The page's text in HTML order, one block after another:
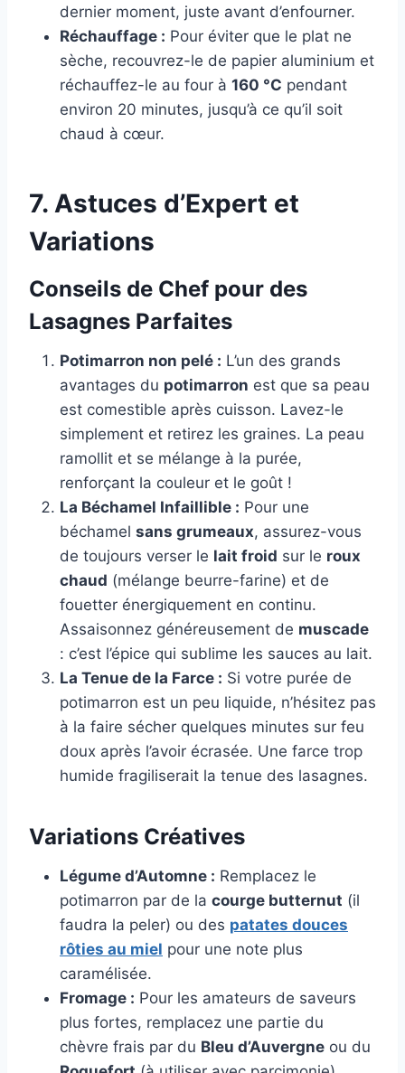
dernier moment, juste avant d’enfourner.
Réchauffage : Pour éviter que le plat ne
sèche, recouvrez-le de papier aluminium et
réchauffez-le au four à 160 °C pendant
environ 20 minutes, jusqu’à ce qu’il soit
chaud à cœur.
7. Astuces d’Expert et
Variations
Conseils de Chef pour des
Lasagnes Parfaites
Potimarron non pelé : L’un des grands
avantages du potimarron est que sa peau
est comestible après cuisson. Lavez-le
simplement et retirez les graines. La peau
ramollit et se mélange à la purée,
renforçant la couleur et le goût !
La Béchamel Infaillible : Pour une
béchamel sans grumeaux, assurez-vous
de toujours verser le lait froid sur le roux
chaud (mélange beurre-farine) et de
fouetter énergiquement en continu.
Assaisonnez généreusement de muscade
: c’est l’épice qui sublime les sauces au lait.
La Tenue de la Farce : Si votre purée de
potimarron est un peu liquide, n’hésitez pas
à la faire sécher quelques minutes sur feu
doux après l’avoir écrasée. Une farce trop
humide fragiliserait la tenue des lasagnes.
Variations Créatives
Légume d’Automne : Remplacez le
potimarron par de la courge butternut (il
faudra la peler) ou des patates douces
rôties au miel pour une note plus
caramélisée.
Fromage : Pour les amateurs de saveurs
plus fortes, remplacez une partie du
chèvre frais par du Bleu d’Auvergne ou du